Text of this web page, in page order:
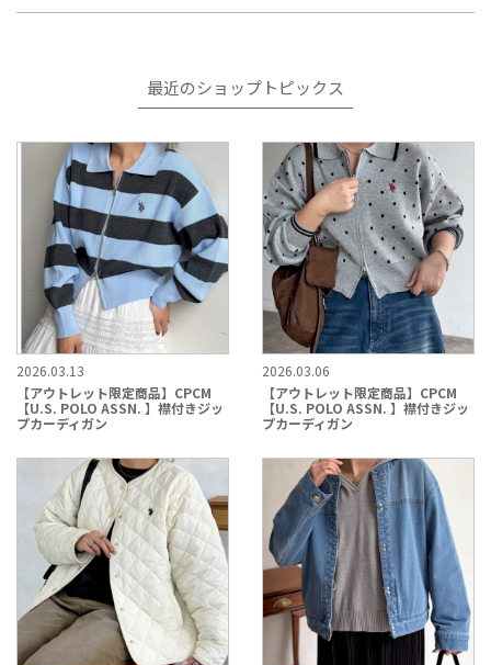
最近のショップトピックス
2026.03.13
【アウトレット限定商品】CPCM
【U.S. POLO ASSN. 】襟付きジッ
プカーディガン
2026.03.06
【アウトレット限定商品】CPCM
【U.S. POLO ASSN. 】襟付きジッ
プカーディガン